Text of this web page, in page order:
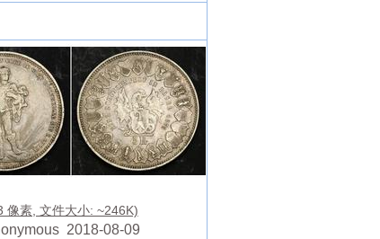
像素, 文件大小: ~246K)
2018-08-09